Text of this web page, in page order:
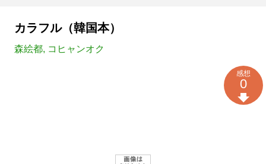
カラフル（韓国本）
森絵都, コヒャンオク
感想
0